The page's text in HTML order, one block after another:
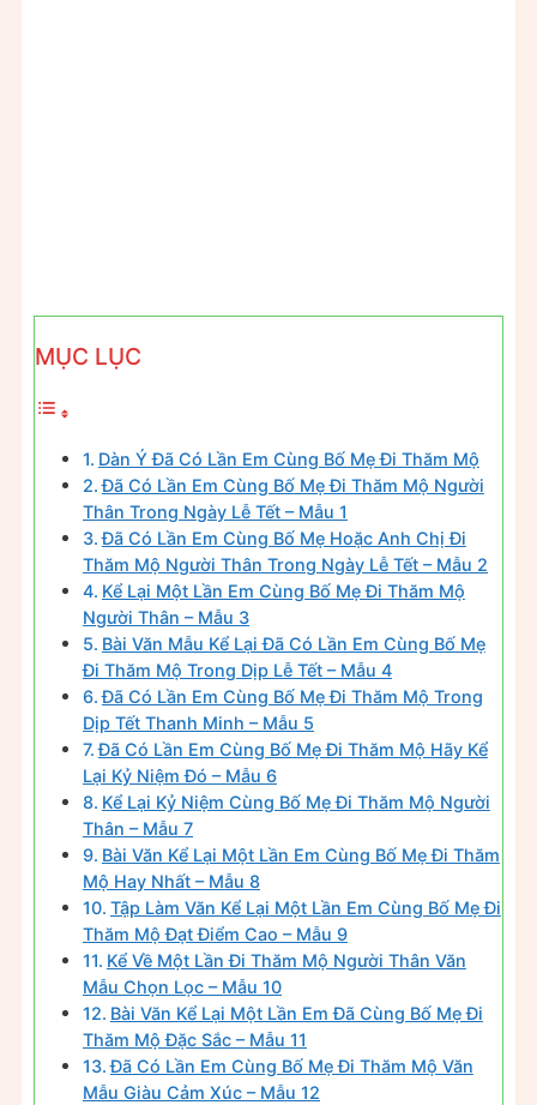
MỤC LỤC
Dàn Ý Đã Có Lần Em Cùng Bố Mẹ Đi Thăm Mộ
Đã Có Lần Em Cùng Bố Mẹ Đi Thăm Mộ Người
Thân Trong Ngày Lễ Tết – Mẫu 1
Đã Có Lần Em Cùng Bố Mẹ Hoặc Anh Chị Đi
Thăm Mộ Người Thân Trong Ngày Lễ Tết – Mẫu 2
Kể Lại Một Lần Em Cùng Bố Mẹ Đi Thăm Mộ
Người Thân – Mẫu 3
Bài Văn Mẫu Kể Lại Đã Có Lần Em Cùng Bố Mẹ
Đi Thăm Mộ Trong Dịp Lễ Tết – Mẫu 4
Đã Có Lần Em Cùng Bố Mẹ Đi Thăm Mộ Trong
Dịp Tết Thanh Minh – Mẫu 5
Đã Có Lần Em Cùng Bố Mẹ Đi Thăm Mộ Hãy Kể
Lại Kỷ Niệm Đó – Mẫu 6
Kể Lại Kỷ Niệm Cùng Bố Mẹ Đi Thăm Mộ Người
Thân – Mẫu 7
Bài Văn Kể Lại Một Lần Em Cùng Bố Mẹ Đi Thăm
Mộ Hay Nhất – Mẫu 8
Tập Làm Văn Kể Lại Một Lần Em Cùng Bố Mẹ Đi
Thăm Mộ Đạt Điểm Cao – Mẫu 9
Kể Về Một Lần Đi Thăm Mộ Người Thân Văn
Mẫu Chọn Lọc – Mẫu 10
Bài Văn Kể Lại Một Lần Em Đã Cùng Bố Mẹ Đi
Thăm Mộ Đặc Sắc – Mẫu 11
Đã Có Lần Em Cùng Bố Mẹ Đi Thăm Mộ Văn
Mẫu Giàu Cảm Xúc – Mẫu 12